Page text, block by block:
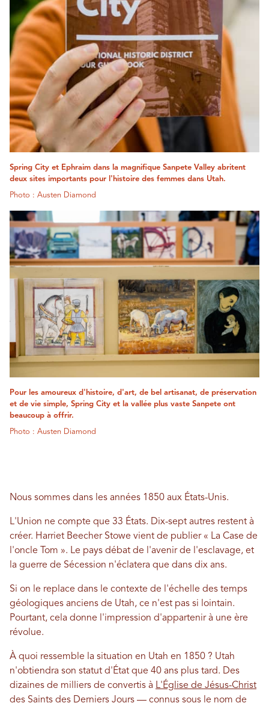
Spring City et Ephraim dans la magnifique Sanpete Valley abritent
deux sites importants pour l'histoire des femmes dans Utah.
Photo : Austen Diamond
Pour les amoureux d'histoire, d'art, de bel artisanat, de préservation
et de vie simple, Spring City et la vallée plus vaste Sanpete ont
beaucoup à offrir.
Photo : Austen Diamond
Nous sommes dans les années 1850 aux États-Unis.
L'Union ne compte que 33 États. Dix-sept autres restent à
créer. Harriet Beecher Stowe vient de publier « La Case de
l'oncle Tom ». Le pays débat de l'avenir de l'esclavage, et
la guerre de Sécession n'éclatera que dans dix ans.
Si on le replace dans le contexte de l'échelle des temps
géologiques anciens de Utah, ce n'est pas si lointain.
Pourtant, cela donne l'impression d'appartenir à une ère
révolue.
À quoi ressemble la situation en Utah en 1850 ? Utah
n'obtiendra son statut d'État que 40 ans plus tard. Des
dizaines de milliers de convertis à L'Église de Jésus-Christ
des Saints des Derniers Jours — connus sous le nom de